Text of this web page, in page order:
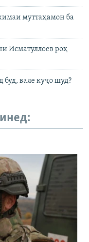
муттаҳамон ба
Исматуллоев роҳ
буд, вале куҷо шуд?